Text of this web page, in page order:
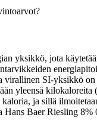
yksikkö, jota
virallinen SI-yksikkö on
yleensä kilokaloreita
ja sillä
Hans Baer Riesling 8%